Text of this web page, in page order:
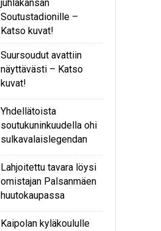
juhlakansan
Soutustadionille –
Katso kuvat!
Suursoudut avattiin
näyttävästi – Katso
kuvat!
Yhdellätoista
soutukuninkuudella ohi
sulkavalaislegendan
Lahjoitettu tavara löysi
omistajan Palsanmäen
huutokaupassa
Kaipolan kyläkoululle